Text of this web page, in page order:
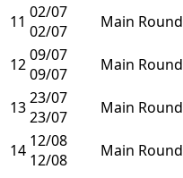
11 02/07
02/07
Main Round
1209/07
09/07
Main Round
1323/07
23/07
Main Round
14 12/08
12/08
Main Round